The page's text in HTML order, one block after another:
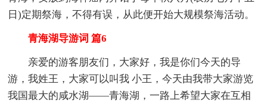
日)定期祭海，不得有误，从此便开始大规模祭海活动。
青海湖导游词 篇6
亲爱的游客朋友们，大家好，我是你们今天的导
游，我姓王，大家可以叫我 小王，今天由我带大家游览
我国最大的咸水湖——青海湖，一路上希望大家在互相